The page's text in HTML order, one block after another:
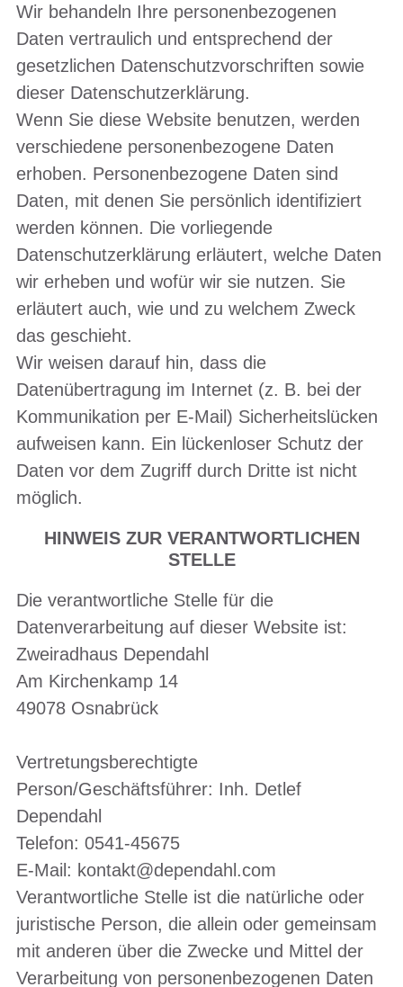
Wir behandeln Ihre personenbezogenen
Daten vertraulich und entsprechend der
gesetzlichen Datenschutzvorschriften sowie
dieser Datenschutzerklärung.
Wenn Sie diese Website benutzen, werden
verschiedene personenbezogene Daten
erhoben. Personenbezogene Daten sind
Daten, mit denen Sie persönlich identifiziert
werden können. Die vorliegende
Datenschutzerklärung erläutert, welche Daten
wir erheben und wofür wir sie nutzen. Sie
erläutert auch, wie und zu welchem Zweck
das geschieht.
Wir weisen darauf hin, dass die
Datenübertragung im Internet (z. B. bei der
Kommunikation per E-Mail) Sicherheitslücken
aufweisen kann. Ein lückenloser Schutz der
Daten vor dem Zugriff durch Dritte ist nicht
möglich.
HINWEIS ZUR VERANTWORTLICHEN
STELLE
Die verantwortliche Stelle für die
Datenverarbeitung auf dieser Website ist:
Zweiradhaus Dependahl
Am Kirchenkamp 14
49078 Osnabrück
Vertretungsberechtigte
Person/Geschäftsführer: Inh. Detlef
Dependahl
Telefon: 0541-45675
E-Mail: kontakt@dependahl.com
Verantwortliche Stelle ist die natürliche oder
juristische Person, die allein oder gemeinsam
mit anderen über die Zwecke und Mittel der
Verarbeitung von personenbezogenen Daten